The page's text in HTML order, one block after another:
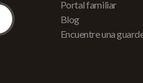
Portal familiar
Blog
Encuentre una